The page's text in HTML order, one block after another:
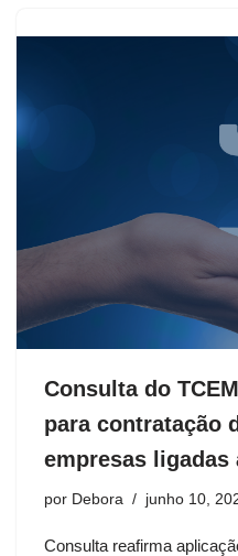
Consulta do
para contratação
empresas
por Debora junho 10,
Consulta reafirma